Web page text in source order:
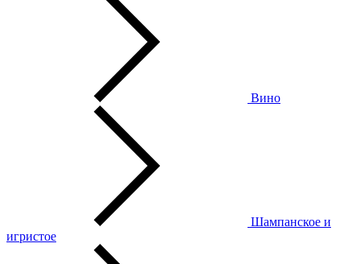
Вино
Шампанское и
игристое